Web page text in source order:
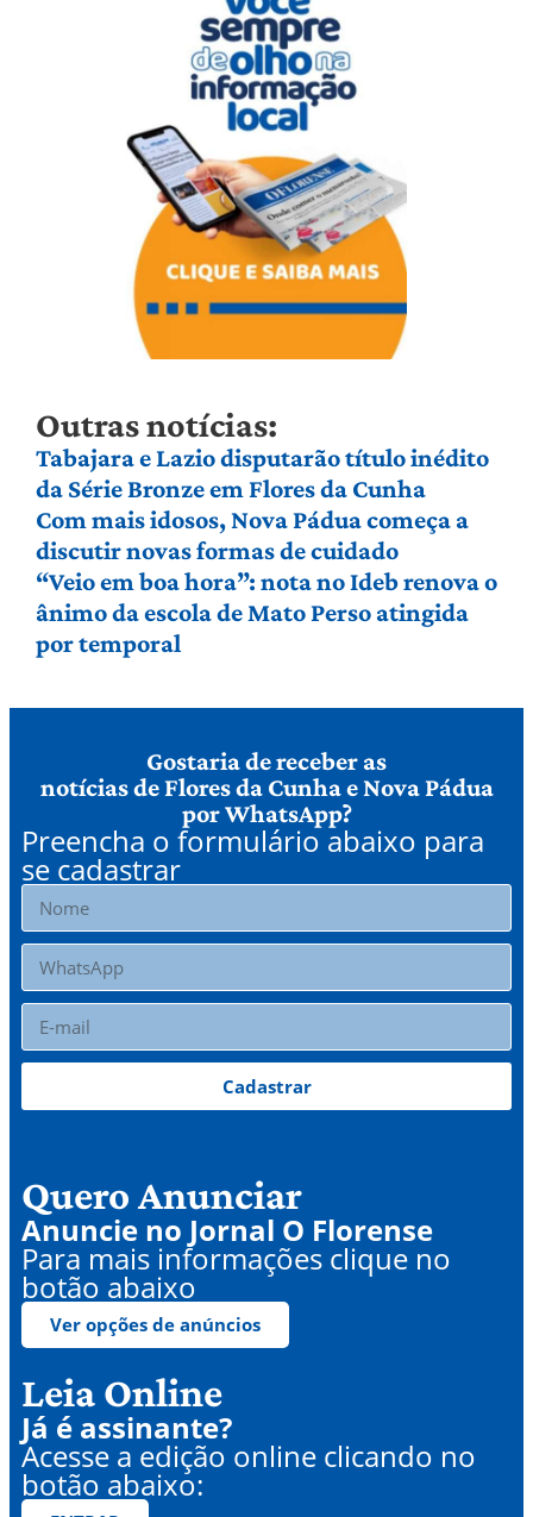
Outras notícias:
Tabajara e Lazio disputarão título inédito
da Série Bronze em Flores da Cunha
Com mais idosos, Nova Pádua começa a
discutir novas formas de cuidado
“Veio em boa hora”: nota no Ideb renova o
ânimo da escola de Mato Perso atingida
por temporal
Gostaria de receber as
notícias de Flores da Cunha e Nova Pádua
por WhatsApp?
Preencha o formulário abaixo para
se cadastrar
Cadastrar
Quero Anunciar
Anuncie no Jornal O Florense
Para mais informações clique no
botão abaixo
Ver opções de anúncios
Leia Online
Já é assinante?
Acesse a edição online clicando no
botão abaixo: